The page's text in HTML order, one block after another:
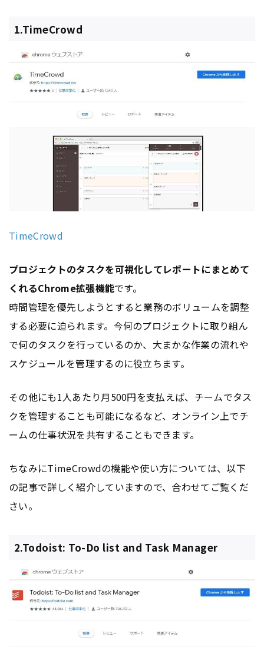
1.TimeCrowd
TimeCrowd
プロジェクトのタスクを可視化してレポートにまとめて
くれるChrome拡張機能です。
時間管理を優先しようとすると業務のボリュームを調整
する必要に迫られます。今何のプロジェクトに取り組ん
で何のタスクを行っているのか、大まかな作業の流れや
スケジュールを管理するのに役立ちます。
その他にも1人あたり月500円を支払えば、チームでタス
クを管理することも可能になるなど、 オンライン上でチ
ームの仕事状況を共有することもできます。
ちなみにTimeCrowdの機能や使い方については、以下
の記事で詳しく紹介していますので、合わせてご覧くだ
さい。
2.Todoist: To-Do list and Task Manager